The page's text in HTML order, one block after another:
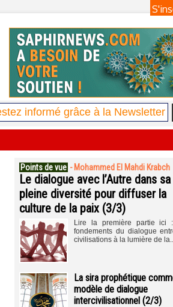
Points de vue - Mohammed El Mahdi Krabch
Le dialogue avec l’Autre dans sa
pleine diversité pour diffuser la
culture de la paix (3/3)
Lire la première partie ici
fondements du dialogue
civilisations à la lumière de
La sira prophétique
modèle de dialogue
intercivilisationnel (2/3)